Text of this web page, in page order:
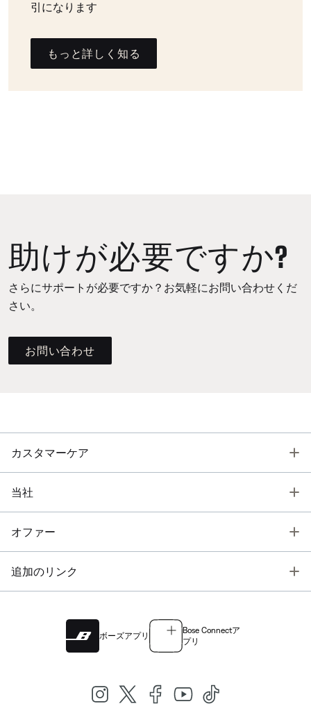
引になります
もっと詳しく知る
助けが必要ですか?
さらにサポートが必要ですか？お気軽にお問い合わせくだ
さい。
お問い合わせ
カスタマーケア
当社
オファー
追加のリンク
ボーズアプリ
Bose Connectア
プリ